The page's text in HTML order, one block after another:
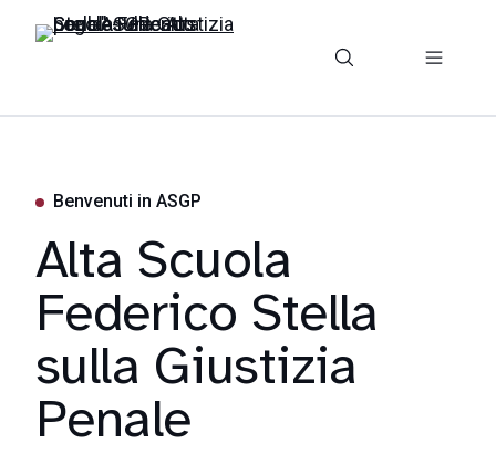
Benvenuti in ASGP
Alta Scuola
Federico Stella
sulla Giustizia
Penale